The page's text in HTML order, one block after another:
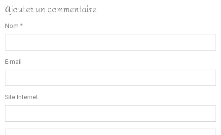
Ajouter un commentaire
Nom
E-mail
Site Internet